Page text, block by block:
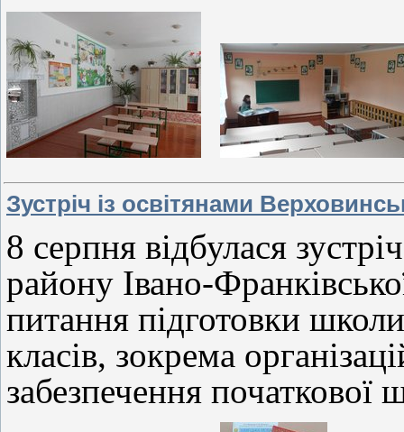
Зустріч із освітянами
8 серпня відбулася
району Івано-
питання підготовки
класів, зокрема
забезпечення початкової